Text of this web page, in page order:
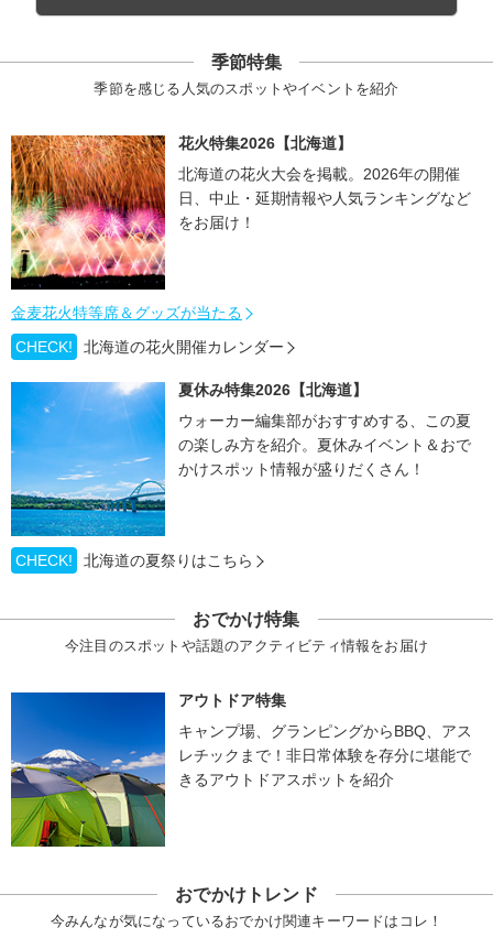
季節特集
季節を感じる人気のスポットやイベントを紹介
花火特集2026【北海道】
北海道の花火大会を掲載。2026年の開催
日、中止・延期情報や人気ランキングなど
をお届け！
金麦花火特等席＆グッズが当たる
CHECK!
北海道の花火開催カレンダー
夏休み特集2026【北海道】
ウォーカー編集部がおすすめする、この夏
の楽しみ方を紹介。夏休みイベント＆おで
かけスポット情報が盛りだくさん！
CHECK! 北海道の夏祭りはこちら
おでかけ特集
今注目のスポットや話題のアクティビティ情報をお届け
アウトドア特集
キャンプ場、グランピングからBBQ、アス
レチックまで！非日常体験を存分に堪能で
きるアウトドアスポットを紹介
おでかけトレンド
今みんなが気になっているおでかけ関連キーワードはコレ！